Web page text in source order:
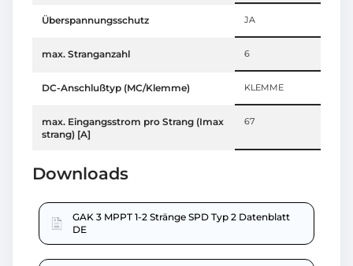
Überspannungsschutz JA
max. Stranganzahl 6
DC-Anschlußtyp (MC/Klemme) KLEMME
max. Eingangsstrom pro Strang (Imax
strang) [A]
67
Downloads
GAK 3 MPPT 1-2 Stränge SPD Typ 2 Datenblatt
DE